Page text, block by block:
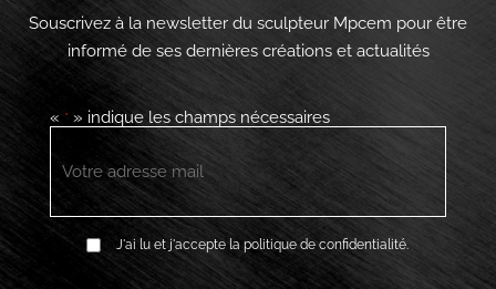
Souscrivez à la newsletter du sculpteur Mpcem pour être
informé de ses dernières créations et actualités
« *» indique les champs nécessaires
E-
RGPD J'ai lu et j'accepte la politique de confidentialité.
CAPTCHA